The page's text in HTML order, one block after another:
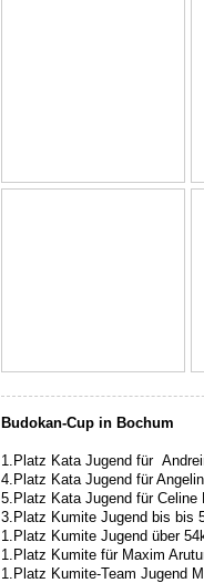
Budokan-Cup in Bochum
1.Platz Kata Jugend für
4.Platz Kata Jugend für
5.Platz Kata Jugend für Celine
3.Platz Kumite Jugend bis bis
1.Platz Kumite Jugend über
1.Platz Kumite für Maxim
1.Platz Kumite-Team Jugend